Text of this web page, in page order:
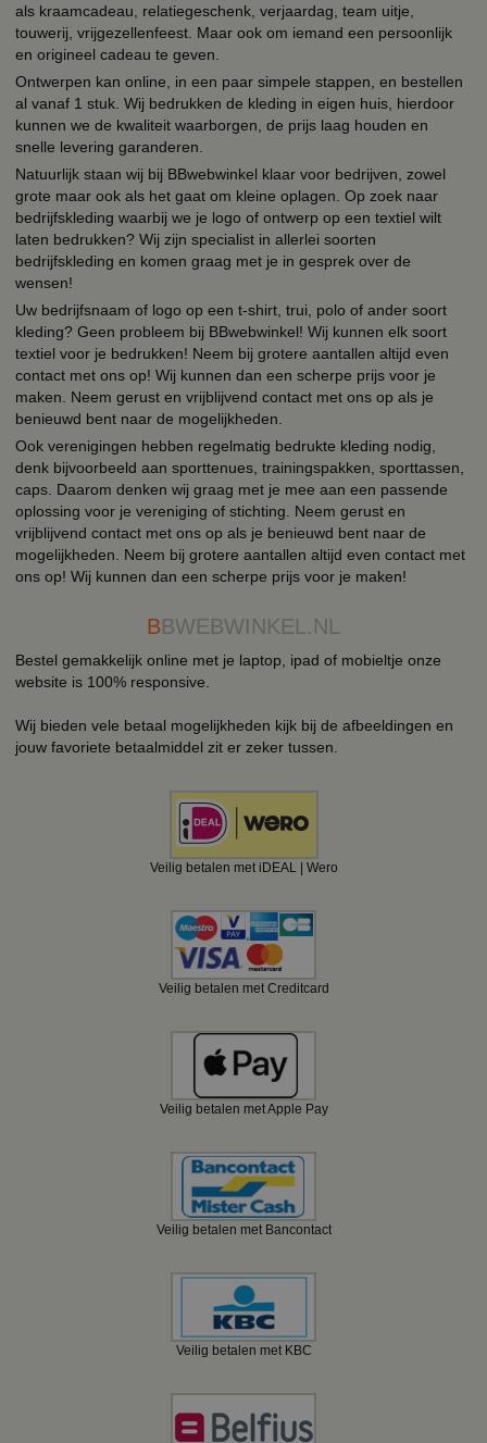
als kraamcadeau, relatiegeschenk, verjaardag, team uitje,
touwerij, vrijgezellenfeest. Maar ook om iemand een persoonlijk
en origineel cadeau te geven.
Ontwerpen kan online, in een paar simpele stappen, en bestellen
al vanaf 1 stuk. Wij bedrukken de kleding in eigen huis, hierdoor
kunnen we de kwaliteit waarborgen, de prijs laag houden en
snelle levering garanderen.
Natuurlijk staan wij bij BBwebwinkel klaar voor bedrijven, zowel
grote maar ook als het gaat om kleine oplagen. Op zoek naar
bedrijfskleding waarbij we je logo of ontwerp op een textiel wilt
laten bedrukken? Wij zijn specialist in allerlei soorten
bedrijfskleding en komen graag met je in gesprek over de
wensen!
Uw bedrijfsnaam of logo op een t-shirt, trui, polo of ander soort
kleding? Geen probleem bij BBwebwinkel! Wij kunnen elk soort
textiel voor je bedrukken! Neem bij grotere aantallen altijd even
contact met ons op! Wij kunnen dan een scherpe prijs voor je
maken. Neem gerust en vrijblijvend contact met ons op als je
benieuwd bent naar de mogelijkheden.
Ook verenigingen hebben regelmatig bedrukte kleding nodig,
denk bijvoorbeeld aan sporttenues, trainingspakken, sporttassen,
caps. Daarom denken wij graag met je mee aan een passende
oplossing voor je vereniging of stichting. Neem gerust en
vrijblijvend contact met ons op als je benieuwd bent naar de
mogelijkheden. Neem bij grotere aantallen altijd even contact met
ons op! Wij kunnen dan een scherpe prijs voor je maken!
BBWEBWINKEL.NL
Bestel gemakkelijk online met je laptop, ipad of mobieltje onze
website is 100% responsive.
Wij bieden vele betaal mogelijkheden kijk bij de afbeeldingen en
jouw favoriete betaalmiddel zit er zeker tussen.
Veilig betalen met iDEAL | Wero
Veilig betalen met Creditcard
Veilig betalen met Apple Pay
Veilig betalen met Bancontact
Veilig betalen met KBC